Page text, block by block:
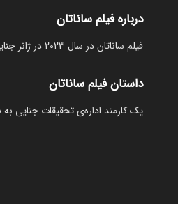
درباره فیلم ساناتان
فیلم ساناتان در سال 2023 در ژانر جنایی ساخته شده است. تماشای آنلاین و رایگان C.S.I Sanatan از مایکت با دوبله بدون نیاز به دانلود.
داستان فیلم ساناتان
یک کارمند اداره‌ی تحقیقات جنایی